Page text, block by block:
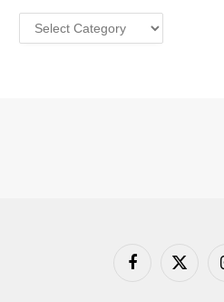
Categories
Facebook
X